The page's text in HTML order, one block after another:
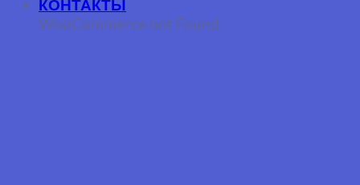
КОНТАКТЫ
WooCommerce not Found